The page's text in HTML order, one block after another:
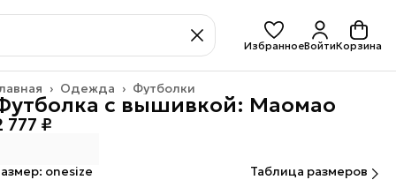
ИзбранноеВойтиКорзина
Футболки
Одежда ›
›
с вышивкой: Маомао
777 ₽
onesize
Таблица размеров